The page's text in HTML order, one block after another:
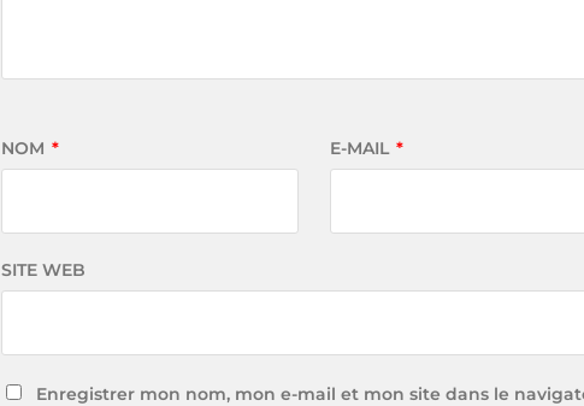
NOM * E-MAIL *
SITE WEB
Enregistrer mon nom, mon e-mail et mon site dans le